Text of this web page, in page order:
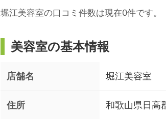
堀江美容室の口コミ件数は現在0件です。
美容室の基本情報
店舗名 堀江美容室
住所 和歌山県日高